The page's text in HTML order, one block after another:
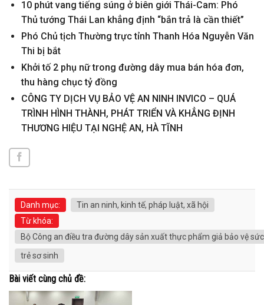
10 phút vang tiếng súng ở biên giới Thái-Cam: Phó
Thủ tướng Thái Lan khẳng định “bắn trả là cần thiết”
Phó Chủ tịch Thường trực tỉnh Thanh Hóa Nguyễn Văn
Thi bị bắt
Khởi tố 2 phụ nữ trong đường dây mua bán hóa đơn,
thu hàng chục tỷ đồng
CÔNG TY DỊCH VỤ BẢO VỆ AN NINH INVICO – QUÁ
TRÌNH HÌNH THÀNH, PHÁT TRIỂN VÀ KHẲNG ĐỊNH
THƯƠNG HIỆU TẠI NGHỆ AN, HÀ TĨNH
Danh mục:
Tin an ninh, kinh tế, pháp luật, xã hội
Từ khóa:
Bộ Công an điều tra đường dây sản xuất thực phẩm giả bảo vệ
trẻ sơ sinh
Bài viết cùng chủ đề: